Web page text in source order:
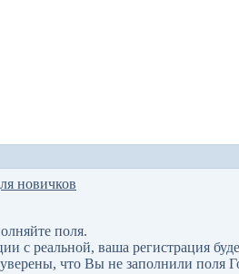
новичков
поля.
с реальной, ваша регистрация
что Вы не заполнили поля